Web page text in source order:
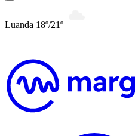
Luanda 18º/21º